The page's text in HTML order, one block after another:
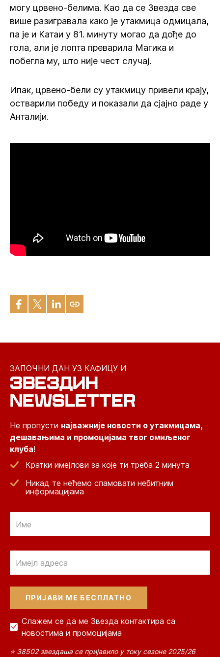
могу црвено-белима. Као да се Звезда све
више разигравала како је утакмица одмицала,
па је и Катаи у 81. минуту могао да дође до
гола, али је лопта преварила Магика и
побегла му, што није чест случај.
Ипак, црвено-бели су утакмицу привели крају,
остварили победу и показали да сјајно раде у
Анталији.
ЗАПОЧНИ ДАН УЗ КАФИЦУ И
ЗВЕЗДИН
NEWSLETTER
Не пропусти најважније новости о утакмицама,
дешавањима и промоцијама твог омиљеног
клуба!
Кратки имејлови за које ти треба 2 минута
Никад те нећемо спамовати небитним
информацијама
Слажем се да ме Звезда контактира са
новостима и промоцијама
⭐ 38502 звездаша се пријавило у току сезоне 2025/26